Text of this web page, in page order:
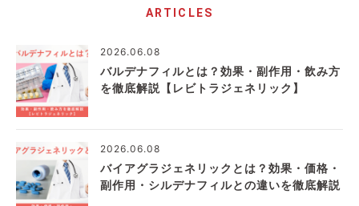
ARTICLES
2026.06.08
バルデナフィルとは？効果・副作用・飲み方
を徹底解説【レビトラジェネリック】
2026.06.08
バイアグラジェネリックとは？効果・価格・
副作用・シルデナフィルとの違いを徹底解説